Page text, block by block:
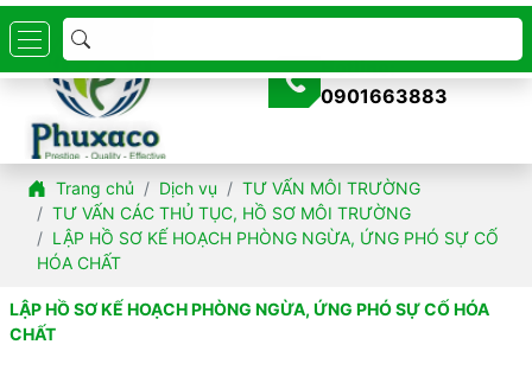
Hotline:
0901663883
Trang chủ Dịch vụ
TƯ VẤN MÔI TRƯỜNG
TƯ VẤN CÁC THỦ TỤC, HỒ SƠ MÔI TRƯỜNG
LẬP HỒ SƠ KẾ HOẠCH PHÒNG NGỪA, ỨNG PHÓ SỰ CỐ
HÓA CHẤT
LẬP HỒ SƠ KẾ HOẠCH PHÒNG NGỪA, ỨNG PHÓ SỰ CỐ HÓA
CHẤT